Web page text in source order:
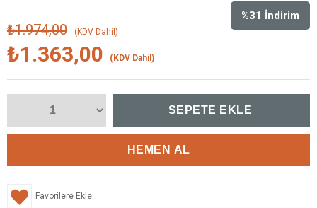
%31 İndirim
₺1.974,00 (KDV Dahil)
₺1.363,00 (KDV Dahil)
Favorilere Ekle